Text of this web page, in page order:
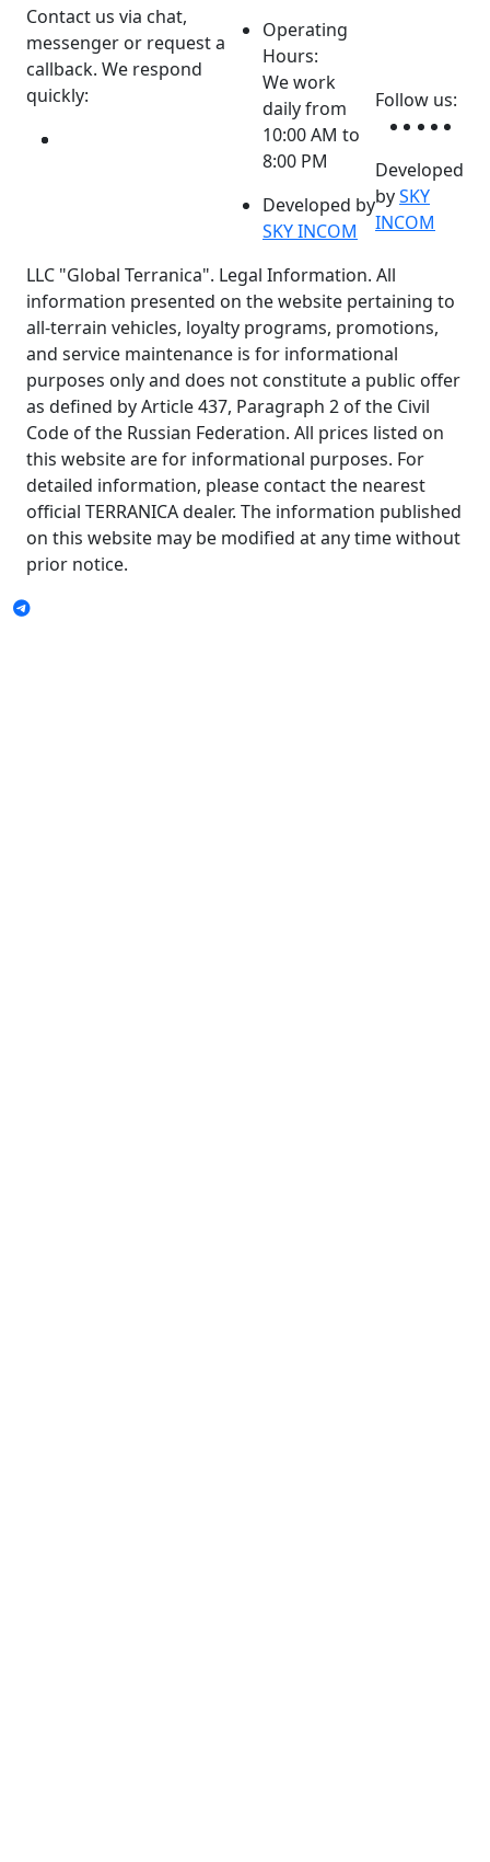
Contact us via chat,
messenger or request a
callback. We respond
quickly:
Operating
Hours:
We work
daily from
10:00 AM to
8:00 PM
Developed by
SKY INCOM
Follow us:
Developed
bySKY
INCOM
LLC "Global Terranica". Legal Information. All
information presented on the website pertaining to
all-terrain vehicles, loyalty programs, promotions,
and service maintenance is for informational
purposes only and does not constitute a public offer
as defined by Article 437, Paragraph 2 of the Civil
Code of the Russian Federation. All prices listed on
this website are for informational purposes. For
detailed information, please contact the nearest
official TERRANICA dealer. The information published
on this website may be modified at any time without
prior notice.